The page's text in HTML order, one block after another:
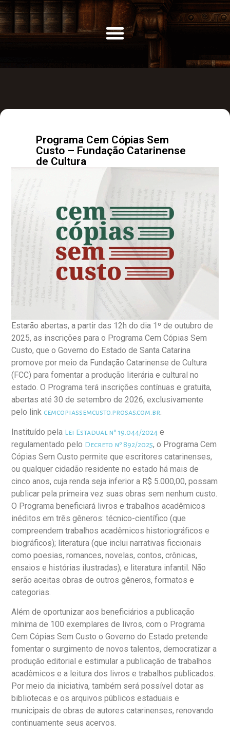
Programa Cem Cópias Sem
Custo – Fundação Catarinense
de Cultura
Estarão abertas, a partir das 12h do dia 1º de outubro de
2025, as inscrições para o Programa Cem Cópias Sem
Custo, que o Governo do Estado de Santa Catarina
promove por meio da Fundação Catarinense de Cultura
(FCC) para fomentar a produção literária e cultural no
estado. O Programa terá inscrições contínuas e gratuita,
abertas até 30 de setembro de 2026, exclusivamente
pelo link cemcopiassemcusto.prosas.com.br.
Instituído pela Lei Estadual nº 19.044/2024 e
regulamentado pelo Decreto nº 892/2025, o Programa Cem
Cópias Sem Custo permite que escritores catarinenses,
ou qualquer cidadão residente no estado há mais de
cinco anos, cuja renda seja inferior a R$ 5.000,00, possam
publicar pela primeira vez suas obras sem nenhum custo.
O Programa beneficiará livros e trabalhos acadêmicos
inéditos em três gêneros: técnico-científico (que
compreendem trabalhos acadêmicos historiográficos e
biográficos); literatura (que inclui narrativas ficcionais
como poesias, romances, novelas, contos, crônicas,
ensaios e histórias ilustradas); e literatura infantil. Não
serão aceitas obras de outros gêneros, formatos e
categorias.
Além de oportunizar aos beneficiários a publicação
mínima de 100 exemplares de livros, com o Programa
Cem Cópias Sem Custo o Governo do Estado pretende
fomentar o surgimento de novos talentos, democratizar a
produção editorial e estimular a publicação de trabalhos
acadêmicos e a leitura dos livros e trabalhos publicados.
Por meio da iniciativa, também será possível dotar as
bibliotecas e os arquivos públicos estaduais e
municipais de obras de autores catarinenses, renovando
continuamente seus acervos.